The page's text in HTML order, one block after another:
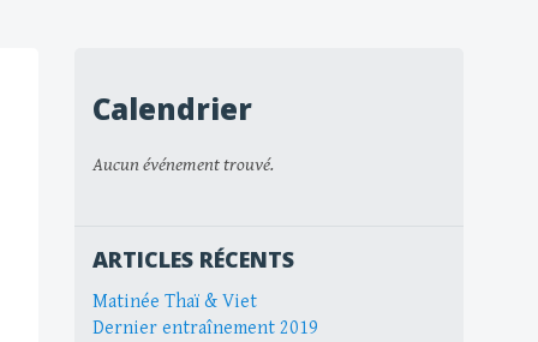
Calendrier
Aucun événement trouvé.
ARTICLES RÉCENTS
Matinée Thaï & Viet
Dernier entraînement 2019